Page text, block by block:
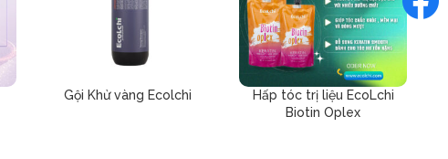
Gội Khử vàng Ecolchi
Hấp tóc trị liệu EcoLchi
Biotin Oplex